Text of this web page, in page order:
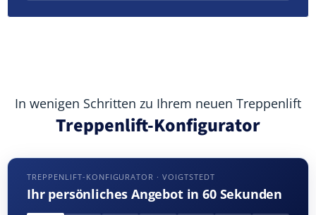
In wenigen Schritten zu Ihrem neuen Treppenlift
Treppenlift-Konfigurator
TREPPENLIFT-KONFIGURATOR · VOIGTSTEDT
Ihr persönliches Angebot in 60 Sekunden